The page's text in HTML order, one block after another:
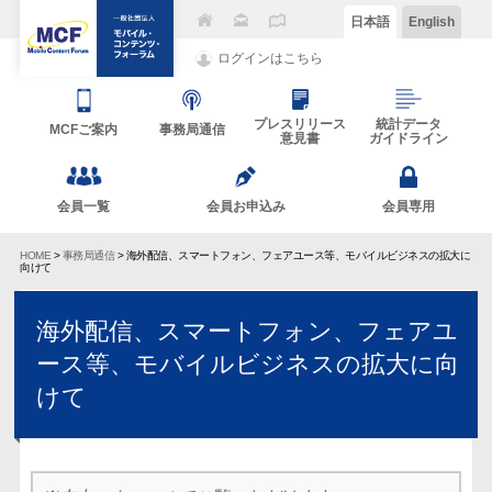
ログインはこちら
日本語 English
MCFご案内 事務局通信
プレスリリース
意見書
統計データ
ガイドライン
会員一覧 会員お申込み 会員専用
HOME >事務局通信> 海外配信、スマートフォン、フェアユース等、モバイルビジネスの拡大に
向けて
海外配信、スマートフォン、フェアユ
ース等、モバイルビジネスの拡大に向
けて